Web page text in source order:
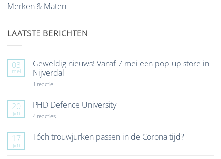
Merken & Maten
LAATSTE BERICHTEN
03
mei
Geweldig nieuws! Vanaf 7 mei een pop-up store in
Nijverdal
1 reactieop
Vanaf
7
mei
up
store
20
jan
PHD Defence University
4 reactiesop
University
17
jan
Tóch trouwjurken passen in de Corona tijd?